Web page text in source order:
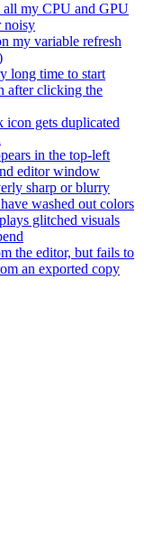
all my CPU and GPU
noisy
my variable refresh
long time to start
after clicking the
icon gets duplicated
in the top-left
editor window
sharp or blurry
washed out colors
glitched visuals
the editor, but fails to
an exported copy